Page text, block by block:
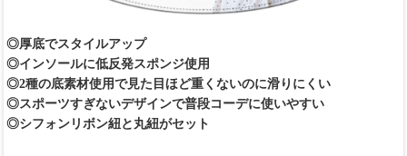
◎厚底でスタイルアップ
◎インソールに低反発スポンジ使用
◎2種の底素材使用で見た目ほど重くないのに滑りにくい
◎スポーツすぎないデザインで普段コーデに使いやすい
◎シフォンリボン紐と丸紐がセット